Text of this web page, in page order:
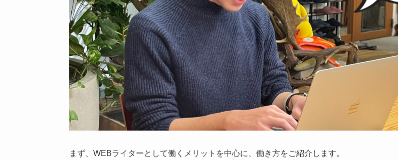
まず、WEBライターとして働くメリットを中心に、働き方をご紹介します。